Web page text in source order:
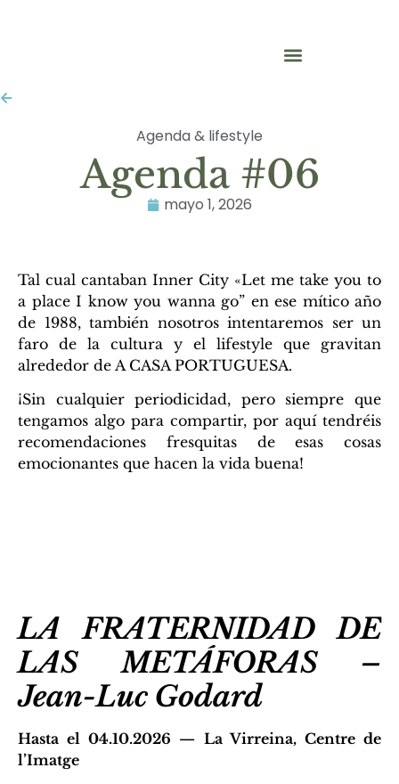
Agenda & lifestyle
Agenda #06
mayo 1, 2026
Tal cual cantaban Inner City «Let me take you to
a place I know you wanna go” en ese mítico año
de 1988, también nosotros intentaremos ser un
faro de la cultura y el lifestyle que gravitan
alrededor de A CASA PORTUGUESA.
¡Sin cualquier periodicidad, pero siempre que
tengamos algo para compartir, por aquí tendréis
recomendaciones fresquitas de esas cosas
emocionantes que hacen la vida buena!
LA FRATERNIDAD DE
LAS METÁFORAS –
Jean-Luc Godard
Hasta el 04.10.2026 — La Virreina, Centre de
l’Imatge